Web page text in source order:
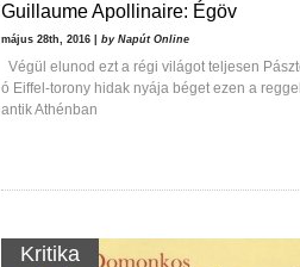
Guillaume Apollinaire: Égöv
május 28th, 2016 | by Napút Online
Végül elunod ezt a régi világot teljesen
ó Eiffel-torony hidak nyája béget ezen a
antik Athénban
Kritika